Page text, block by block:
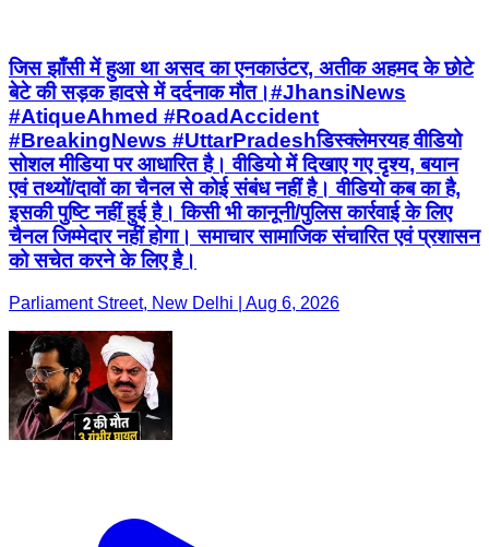
जिस झाँसी में हुआ था असद का एनकाउंटर, अतीक अहमद के छोटे
बेटे की सड़क हादसे में दर्दनाक मौत। ​#JhansiNews
#AtiqueAhmed #RoadAccident
#BreakingNews #UttarPradesh ​डिस्क्लेमर ​यह वीडियो
सोशल मीडिया पर आधारित है। वीडियो में दिखाए गए दृश्य, बयान
एवं तथ्यों/दावों का चैनल से कोई संबंध नहीं है। वीडियो कब का है,
इसकी पुष्टि नहीं हुई है। किसी भी कानूनी/पुलिस कार्रवाई के लिए
चैनल जिम्मेदार नहीं होगा। समाचार सामाजिक संचारित एवं प्रशासन
को सचेत करने के लिए है।
Parliament Street, New Delhi | Aug 6, 2026